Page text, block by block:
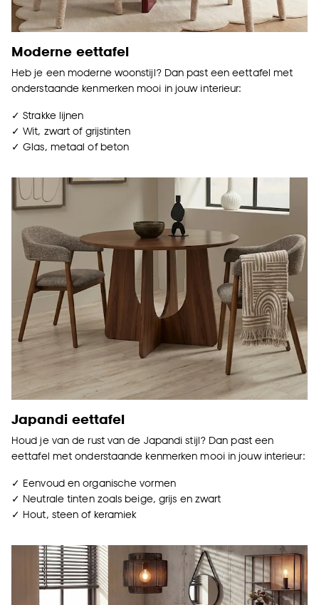
Moderne eettafel
Heb je een moderne woonstijl? Dan past een eettafel met
onderstaande kenmerken mooi in jouw interieur:
✓ Strakke lijnen
✓ Wit, zwart of grijstinten
✓ Glas, metaal of beton
Japandi eettafel
Houd je van de rust van de Japandi stijl? Dan past een
eettafel met onderstaande kenmerken mooi in jouw interieur:
✓ Eenvoud en organische vormen
✓ Neutrale tinten zoals beige, grijs en zwart
✓ Hout, steen of keramiek